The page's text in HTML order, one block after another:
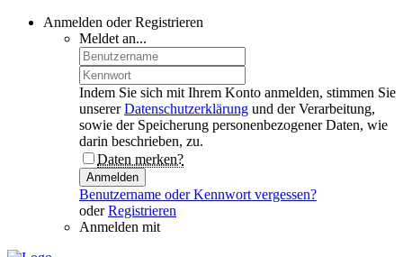
Anmelden oder Registrieren
Meldet an...
Indem Sie sich mit Ihrem Konto anmelden, stimmen Sie
unsererDatenschutzerklärung und der Verarbeitung,
sowie der Speicherung personenbezogener Daten, wie
darin beschrieben, zu.
Daten merken?
Anmelden
Benutzername oder Kennwort vergessen?
oderRegistrieren
Anmelden mit